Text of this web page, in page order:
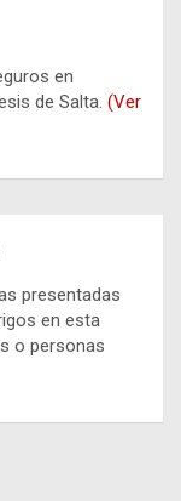
en
de Salta. (Ver
presentadas
en esta
o personas